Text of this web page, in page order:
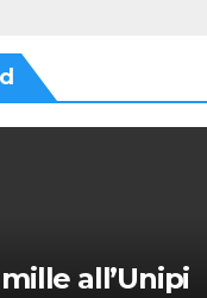
all’Unipi